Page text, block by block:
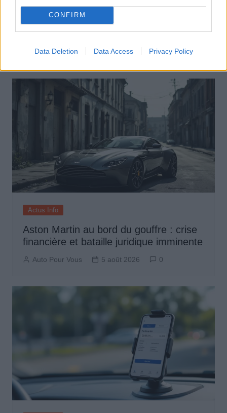
CONFIRM
Data Deletion Data Access Privacy Policy
Pourquoi le bouton start/stop disparaît
des voitures électriques
Auto Pour Vous 5 août 2026 0
Actus Info
Aston Martin au bord du gouffre : crise
financière et bataille juridique imminente
Auto Pour Vous 5 août 2026 0